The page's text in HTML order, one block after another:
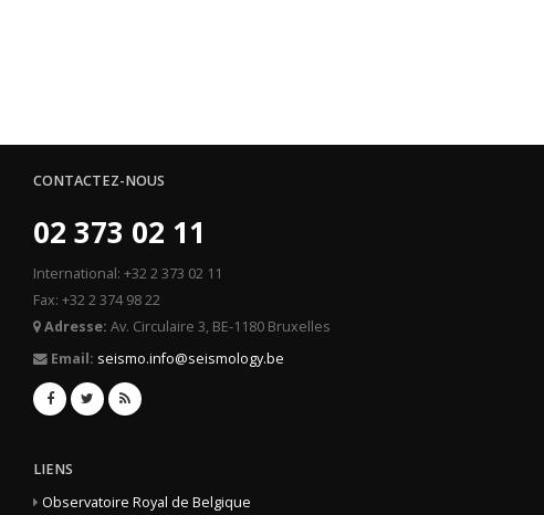
CONTACTEZ-NOUS
02 373 02 11
International: +32 2 373 02 11
Fax: +32 2 374 98 22
Adresse: Av. Circulaire 3, BE-1180 Bruxelles
Email: seismo.info@seismology.be
LIENS
Observatoire Royal de Belgique